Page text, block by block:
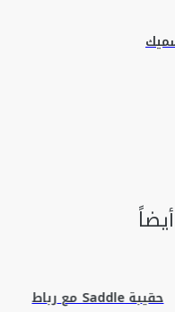
حقيبة Saddle مع رباط